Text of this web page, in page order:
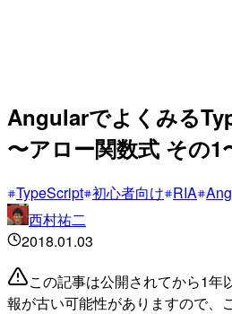
Angularでよくみる
〜アロー関数式 その1
TypeScript 初心者向け RIA
西村祐二
2018.01.03
この記事は公開されてから1年
報が古い可能性がありますので、